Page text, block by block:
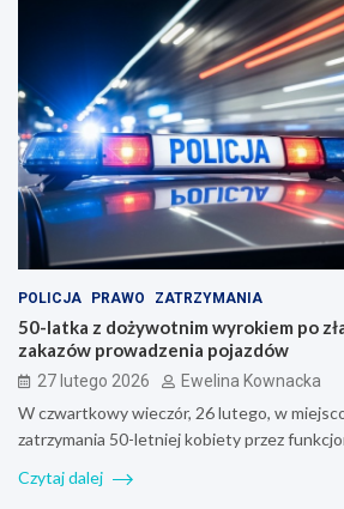
POLICJA PRAWO ZATRZYMANIA
50-latka z dożywotnim wyrokiem po
zakazów prowadzenia pojazdów
27 lutego 2026 Ewelina Kownacka
W czwartkowy wieczór, 26 lutego, w
zatrzymania 50-letniej kobiety przez
Czytaj dalej